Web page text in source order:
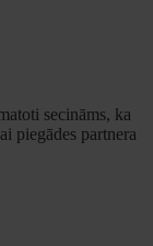
secināms, ka
piegādes partnera